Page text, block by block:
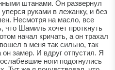
штанами. Он развернул
руками в лежанку, и без
Несмотря на масло, все
что Шамиль хочет проткнуть
начал кричать, а он трахал
в меня так сильно, так
он замер. И вдруг отпустил. Я
ноги подогнулись